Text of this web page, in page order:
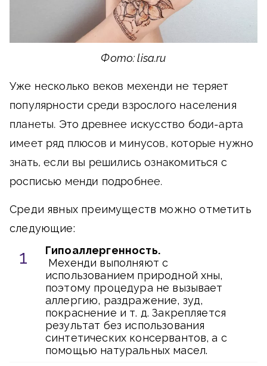
Фото: lisa.ru
Уже несколько веков мехенди не теряет
популярности среди взрослого населения
планеты. Это древнее искусство боди-арта
имеет ряд плюсов и минусов, которые нужно
знать, если вы решились ознакомиться с
росписью менди подробнее.
Среди явных преимуществ можно отметить
следующие:
Гипоаллергенность.
Мехенди выполняют с
использованием природной хны,
поэтому процедура не вызывает
аллергию, раздражение, зуд,
покраснение и т. д. Закрепляется
результат без использования
синтетических консервантов, а с
помощью натуральных масел.